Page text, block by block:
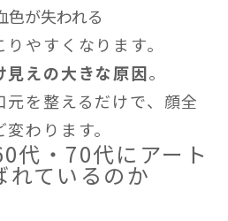
色が失われる
やすくなります。
見えの大きな原因。
を整えるだけで、顔全
わります。
代・70代にアート
れているのか